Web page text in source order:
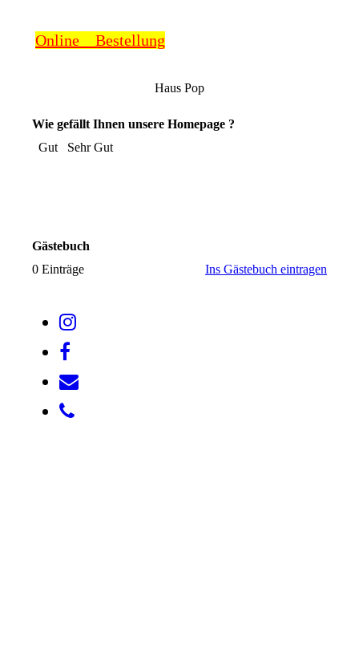
Online Bestellung
Haus Pop
Wie gefällt Ihnen unsere Homepage ?
Gut
Sehr Gut
Gästebuch
0 Einträge
Ins Gästebuch eintragen